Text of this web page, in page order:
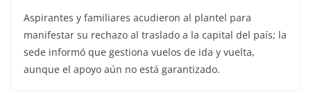
Aspirantes y familiares acudieron al plantel para
manifestar su rechazo al traslado a la capital del país; la
sede informó que gestiona vuelos de ida y vuelta,
aunque el apoyo aún no está garantizado.